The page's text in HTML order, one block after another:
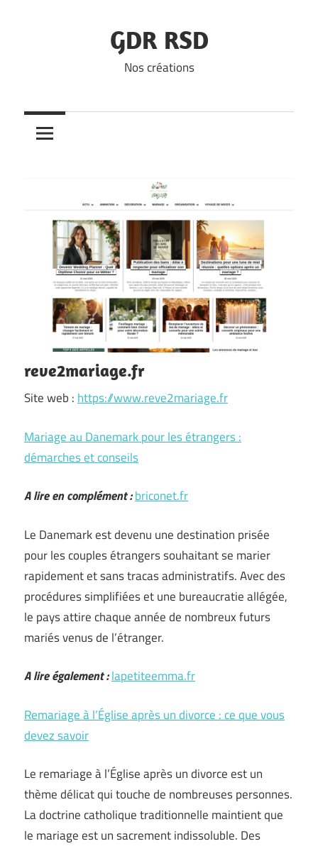
GDR RSD
Nos créations
reve2mariage.fr
Site web : https://www.reve2mariage.fr
Mariage au Danemark pour les étrangers :
démarches et conseils
A lire en complément :briconet.fr
Le Danemark est devenu une destination prisée
pour les couples étrangers souhaitant se marier
rapidement et sans tracas administratifs. Avec des
procédures simplifiées et une bureaucratie allégée,
le pays attire chaque année de nombreux futurs
mariés venus de l’étranger.
A lire également :lapetiteemma.fr
Remariage à l’Église après un divorce : ce que vous
devez savoir
Le remariage à l’Église après un divorce est un
thème délicat qui touche de nombreuses personnes.
La doctrine catholique traditionnelle maintient que
le mariage est un sacrement indissoluble. Des